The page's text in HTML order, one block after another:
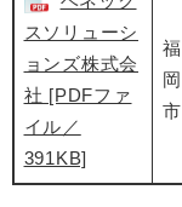
スソリューシ
ョンズ株式会
社 [PDFファ
イル／
391KB]
福
岡
市